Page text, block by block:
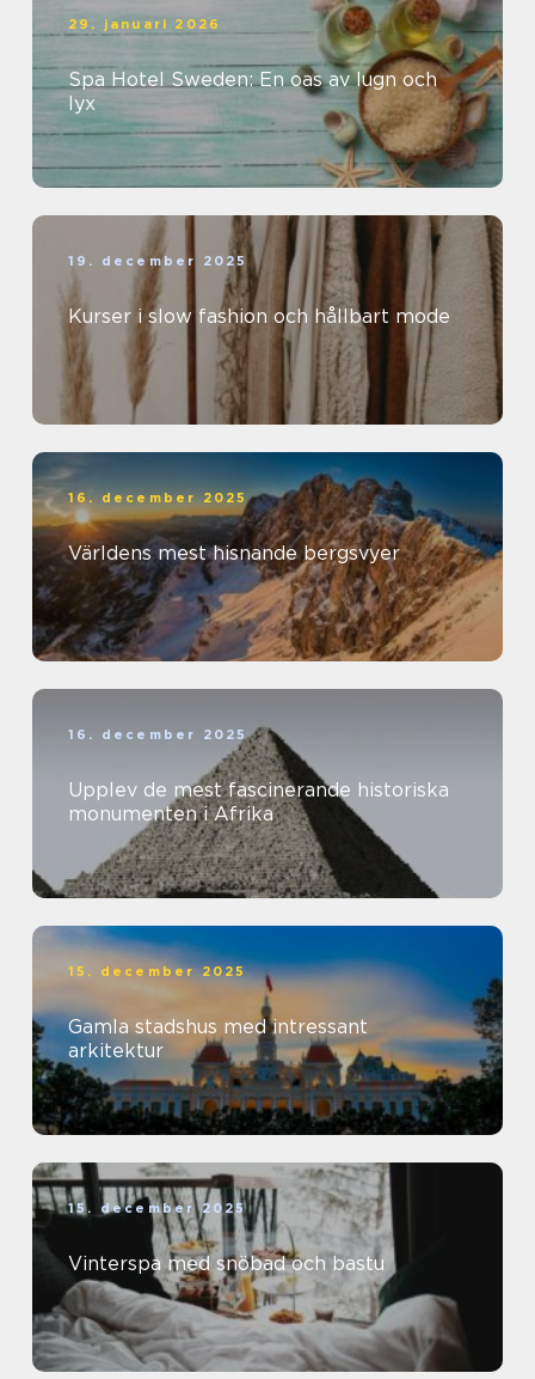
29. januari 2026
Spa Hotel Sweden: En oas av lugn och
lyx
19. december 2025
Kurser i slow fashion och hållbart mode
16. december 2025
Världens mest hisnande bergsvyer
16. december 2025
Upplev de mest fascinerande historiska
monumenten i Afrika
15. december 2025
Gamla stadshus med intressant
arkitektur
15. december 2025
Vinterspa med snöbad och bastu